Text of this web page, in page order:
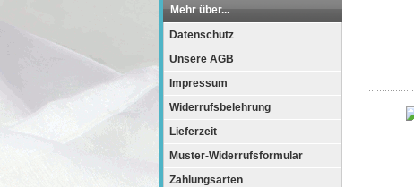
Mehr über...
Datenschutz
Unsere AGB
Impressum
Widerrufsbelehrung
Lieferzeit
Muster-Widerrufsformular
Zahlungsarten